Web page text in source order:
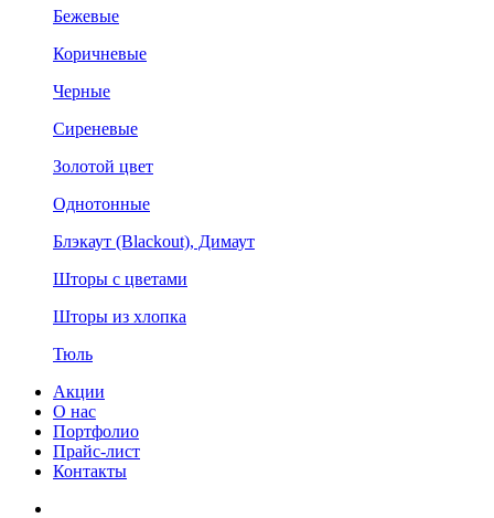
Бежевые
Коричневые
Черные
Сиреневые
Золотой цвет
Однотонные
Блэкаут (Blackout), Димаут
Шторы с цветами
Шторы из хлопка
Тюль
Акции
О нас
Портфолио
Прайс-лист
Контакты